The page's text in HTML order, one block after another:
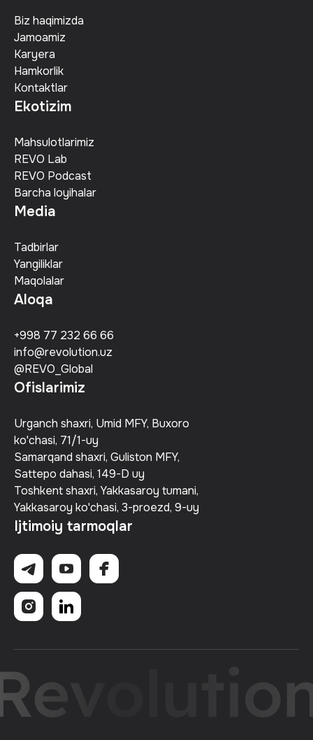
Biz haqimizda
Jamoamiz
Karyera
Hamkorlik
Kontaktlar
Ekotizim
Mahsulotlarimiz
REVO Lab
REVO Podcast
Barcha loyihalar
Media
Tadbirlar
Yangiliklar
Maqolalar
Aloqa
+998 77 232 66 66
info@revolution.uz
@REVO_Global
Ofislarimiz
Urganch shaxri, Umid MFY, Buxoro
ko'chasi, 71/1-uy
Samarqand shaxri, Guliston MFY,
Sattepo dahasi, 149-D uy
Toshkent shaxri, Yakkasaroy tumani,
Yakkasaroy ko'chasi, 3-proezd, 9-uy
Ijtimoiy tarmoqlar